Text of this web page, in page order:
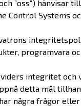
och ”oss”)
Control Systems
programvara
integritet och
detta mål
några frågor